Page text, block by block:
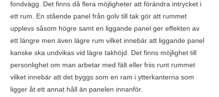
fondvägg. Det finns då flera möjligheter att förändra intrycket i
ett rum. En stående panel från golv till tak gör att rummet
upplevs såsom högre samt en liggande panel ger effekten av
ett längre men även lägre rum vilket innebär att liggande panel
kanske ska undvikas vid lägre takhöjd. Det finns möjlighet till
personlighet om man arbetar med fält eller friis runt rummet
vilket innebär att det byggs som en ram i ytterkanterna som
ligger åt ett annat håll än panelen innanför.